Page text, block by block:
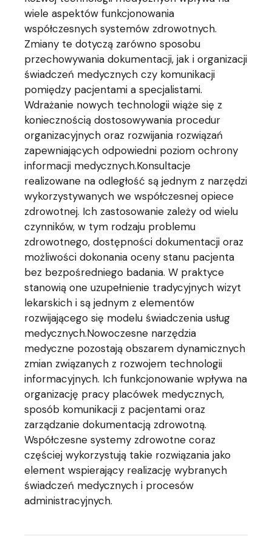
wiele aspektów funkcjonowania
współczesnych systemów zdrowotnych.
Zmiany te dotyczą zarówno sposobu
przechowywania dokumentacji, jak i organizacji
świadczeń medycznych czy komunikacji
pomiędzy pacjentami a specjalistami.
Wdrażanie nowych technologii wiąże się z
koniecznością dostosowywania procedur
organizacyjnych oraz rozwijania rozwiązań
zapewniających odpowiedni poziom ochrony
informacji medycznych.Konsultacje
realizowane na odległość są jednym z narzędzi
wykorzystywanych we współczesnej opiece
zdrowotnej. Ich zastosowanie zależy od wielu
czynników, w tym rodzaju problemu
zdrowotnego, dostępności dokumentacji oraz
możliwości dokonania oceny stanu pacjenta
bez bezpośredniego badania. W praktyce
stanowią one uzupełnienie tradycyjnych wizyt
lekarskich i są jednym z elementów
rozwijającego się modelu świadczenia usług
medycznych.Nowoczesne narzędzia
medyczne pozostają obszarem dynamicznych
zmian związanych z rozwojem technologii
informacyjnych. Ich funkcjonowanie wpływa na
organizację pracy placówek medycznych,
sposób komunikacji z pacjentami oraz
zarządzanie dokumentacją zdrowotną.
Współczesne systemy zdrowotne coraz
częściej wykorzystują takie rozwiązania jako
element wspierający realizację wybranych
świadczeń medycznych i procesów
administracyjnych.